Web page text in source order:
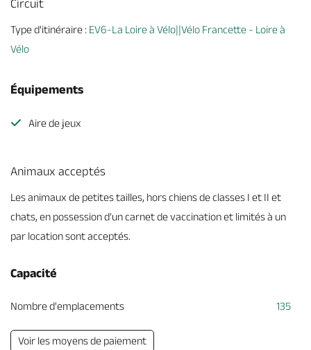
Circuit
Type d'itinéraire : EV6-La Loire à Vélo||Vélo Francette - Loire à
Vélo
Équipements
Aire de jeux
Animaux acceptés
Les animaux de petites tailles, hors chiens de classes I et II et
chats, en possession d’un carnet de vaccination et limités à un
par location sont acceptés.
Capacité
Nombre d'emplacements 135
Voir les moyens de paiement